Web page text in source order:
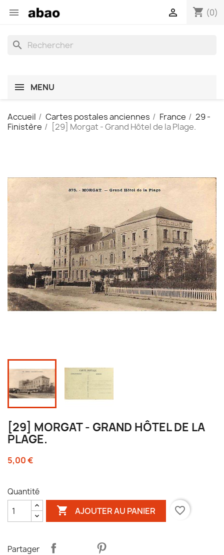
 shopping_cart (0)

search
MENU
Accueil Cartes postales anciennes France
29 -
Finistère
[29] Morgat - Grand Hôtel de la Plage.
[29] MORGAT - GRAND HÔTEL DE LA
PLAGE.
5,00 €
Quantité
 AJOUTER AU PANIER favorite_border
Partager